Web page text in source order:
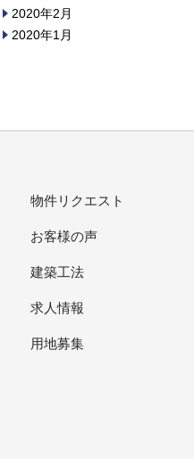
2020年2月
2020年1月
物件リクエスト
お客様の声
建築工法
求人情報
用地募集